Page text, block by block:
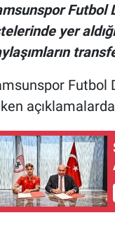
Futbol
yer
Futbol